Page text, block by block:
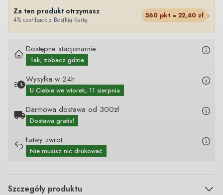
Za ten produkt otrzymasz
4% cashback z Bos(k)ą Kartą
560 pkt = 22,40 zł ›
Dostępne stacjonarnie
Tak, zobacz gdzie
Wysyłka w 24h
U Ciebie we wtorek, 11 sierpnia
Darmowa dostawa od 300zł
Dostawa gratis!
Łatwy zwrot
Nie musisz nic drukować
Szczegóły produktu